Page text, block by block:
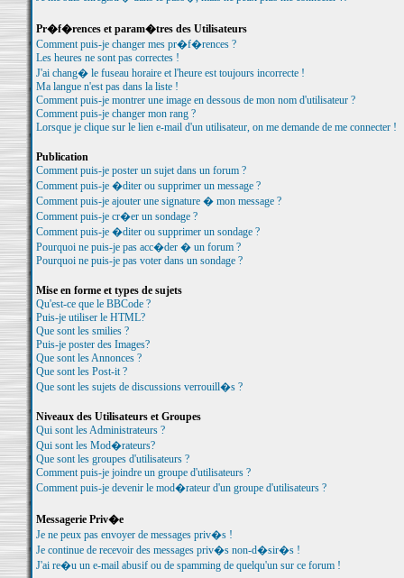
Pr�f�rences et param�tres des Utilisateurs
Comment puis-je changer mes pr�f�rences ?
Les heures ne sont pas correctes !
J'ai chang� le fuseau horaire et l'heure est toujours incorrecte !
Ma langue n'est pas dans la liste !
Comment puis-je montrer une image en dessous de mon nom d'utilisateur ?
Comment puis-je changer mon rang ?
Lorsque je clique sur le lien e-mail d'un utilisateur, on me demande de me connecter !
Publication
Comment puis-je poster un sujet dans un forum ?
Comment puis-je �diter ou supprimer un message ?
Comment puis-je ajouter une signature � mon message ?
Comment puis-je cr�er un sondage ?
Comment puis-je �diter ou supprimer un sondage ?
Pourquoi ne puis-je pas acc�der � un forum ?
Pourquoi ne puis-je pas voter dans un sondage ?
Mise en forme et types de sujets
Qu'est-ce que le BBCode ?
Puis-je utiliser le HTML?
Que sont les smilies ?
Puis-je poster des Images?
Que sont les Annonces ?
Que sont les Post-it ?
Que sont les sujets de discussions verrouill�s ?
Niveaux des Utilisateurs et Groupes
Qui sont les Administrateurs ?
Qui sont les Mod�rateurs?
Que sont les groupes d'utilisateurs ?
Comment puis-je joindre un groupe d'utilisateurs ?
Comment puis-je devenir le mod�rateur d'un groupe d'utilisateurs ?
Messagerie Priv�e
Je ne peux pas envoyer de messages priv�s !
Je continue de recevoir des messages priv�s non-d�sir�s !
J'ai re�u un e-mail abusif ou de spamming de quelqu'un sur ce forum !